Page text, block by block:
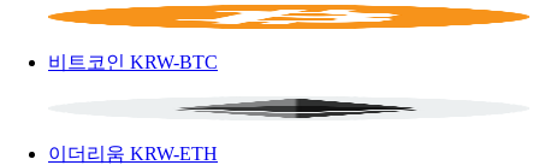
비트코인 KRW-BTC
이더리움 KRW-ETH